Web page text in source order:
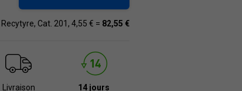
Recytyre, Cat. 201, 4,55 € = 82,55 €
Livraison
14 jours